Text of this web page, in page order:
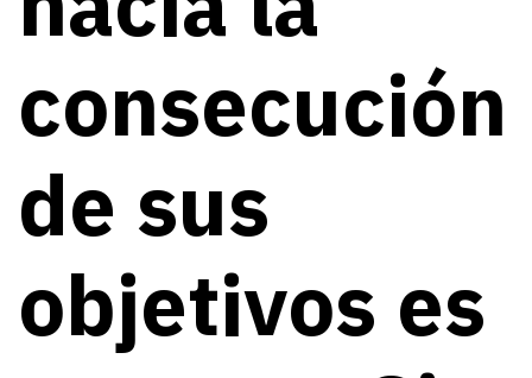
consecución
de sus
objetivos es